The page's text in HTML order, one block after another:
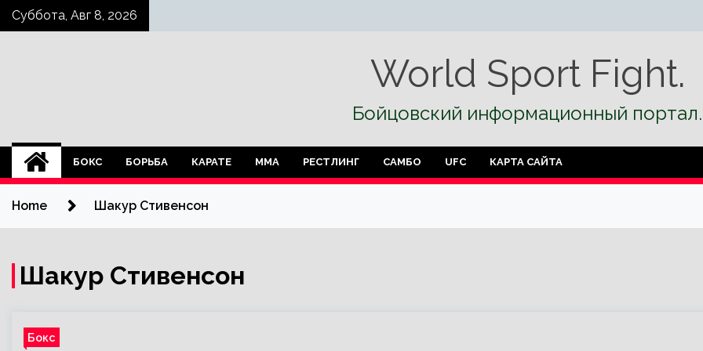
SkipСуббота, Авг 8, 2026
World Sport Fight.
Бойцовский информационный портал.
БОКС БОРЬБА КАРАТЕ ММА РЕСТЛИНГ САМБО UFC КАРТА САЙТА
Home Шакур Стивенсон
Шакур Стивенсон
Бокс